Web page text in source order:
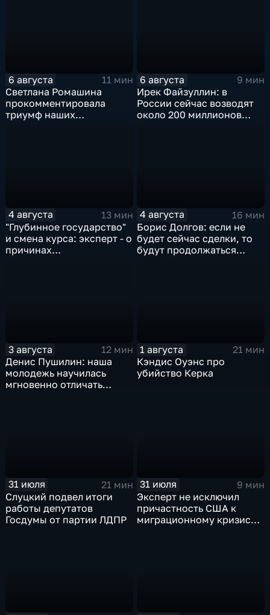
6 августа
11 мин
Светлана Ромашина
прокомментировала
триумф наших
6 августа
9 мин
Ирек Файзуллин: в
России сейчас возводят
около 200 миллионов
4 августа
13 мин
"Глубинное государство"
и смена курса: эксперт - о
причинах
4 августа
16 мин
Борис Долгов: если не
будет сейчас сделки, то
будут продолжаться
3 августа
12 мин
Денис Пушилин: наша
молодежь научилась
мгновенно отличать
1 августа
21 мин
Кэндис Оуэнс про
убийство Керка
31 июля
21 мин
Слуцкий подвел итоги
работы депутатов
Госдумы от партии ЛДПР
31 июля
9 мин
Эксперт не исключил
причастность США к
миграционному кризису в